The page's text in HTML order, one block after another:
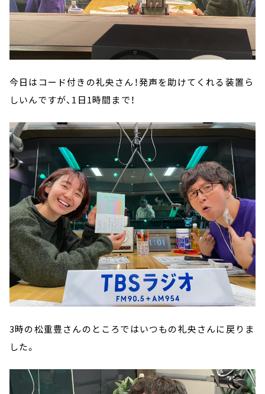
今日はコード付きの礼央さん！発声を助けてくれる装置ら
しいんですが、1日1時間まで！
3時の松重豊さんのところではいつもの礼央さんに戻りま
した。